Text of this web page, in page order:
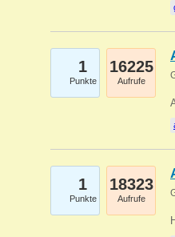
1
Punkte
16225
Aufrufe
1
Punkte
18323
Aufrufe